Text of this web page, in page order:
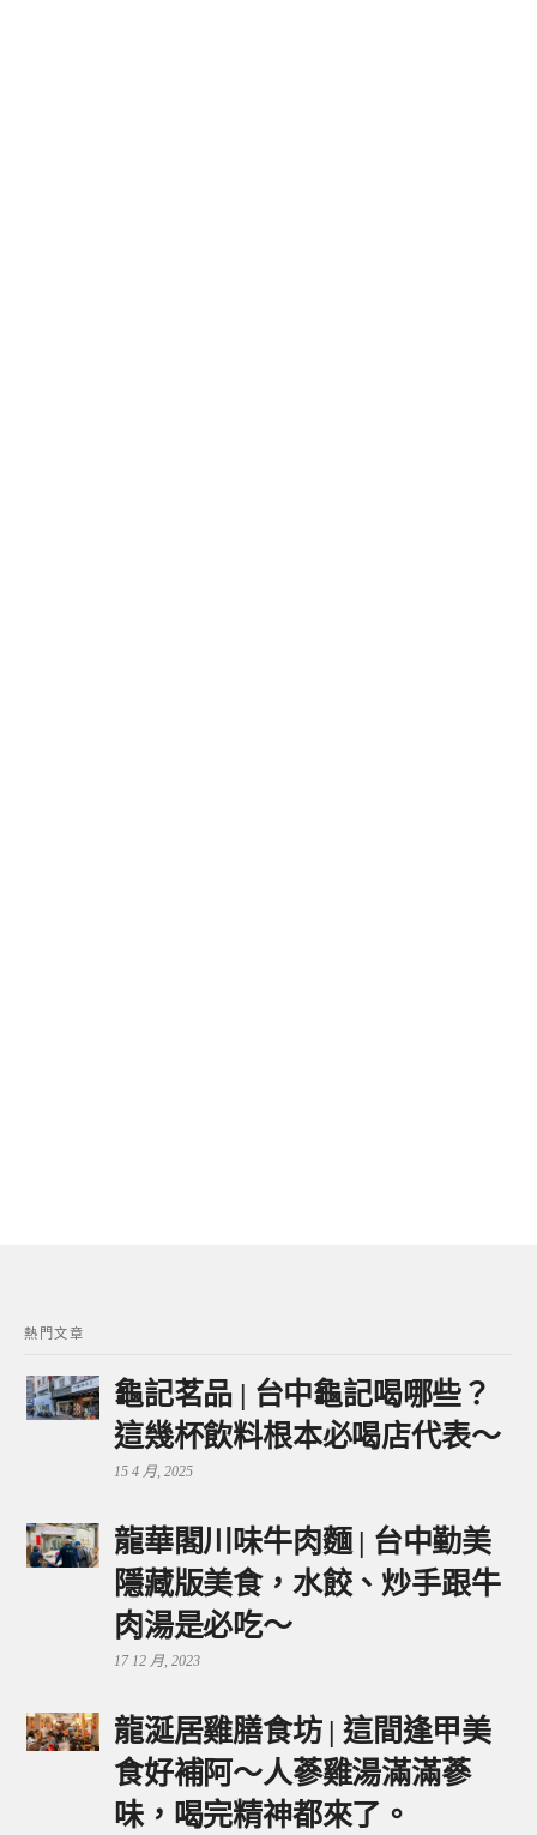
熱門文章
龜記茗品 | 台中龜記喝哪些？
這幾杯飲料根本必喝店代表～
15 4 月, 2025
龍華閣川味牛肉麵 | 台中勤美
隱藏版美食，水餃、炒手跟牛
肉湯是必吃～
17 12 月, 2023
龍涎居雞膳食坊 | 這間逢甲美
食好補阿～人蔘雞湯滿滿蔘
味，喝完精神都來了。